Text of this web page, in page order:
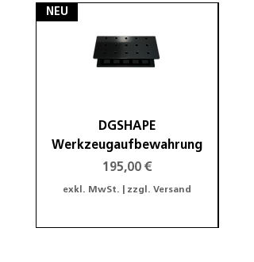
NEU
DGSHAPE
Werkzeugaufbewahrung
Preis
195,00 €
exkl. MwSt. zzgl. Versand